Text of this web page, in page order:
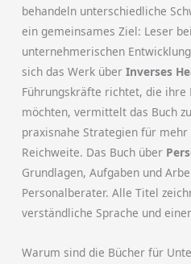
behandeln unterschiedliche
ein gemeinsames Ziel: Leser
unternehmerischen
sich das Werk überInverses
Führungskräfte richtet, die
möchten, vermittelt das Buch
praxisnahe Strategien für
Reichweite. Das Buch über
Grundlagen, Aufgaben und
Personalberater. Alle Titel
verständliche Sprache und
Warum sind die Bücher für